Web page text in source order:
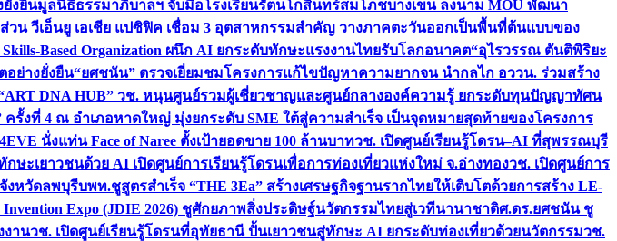
งยืนมูลนิธิธรรมาภิบาลฯ จับมือโรงเรียนรัตนโกสินทร์สมโภชบางเขน ลงนาม MOU พัฒนา
น วีเอ็นยู เอเชีย แปซิฟิค เชื่อม 3 อุตสาหกรรมสำคัญ วางภาคตะวันออกเป็นพื้นที่ต้นแบบของ
Based Organization ผนึก AI ยกระดับทักษะแรงงานไทยรับโลกอนาคต“อุไรวรรณ ตันติพิริยะ
อย่างยั่งยืน“ยศชนัน” ตรวจเยี่ยมชมโครงการแก้ไขปัญหาความยากจน นำกลไก อววน. ร่วมสร้าง
DNA HUB” วช. หนุนศูนย์รวมผู้เชี่ยวชาญและศูนย์กลางองค์ความรู้ ยกระดับทุนปัญญาทัศน
ครั้งที่ 4 ณ อำเภอหาดใหญ่ มุ่งยกระดับ SME ใต้สู่ความสำเร็จ เป็นจุดหมายสุดท้ายของโครงการ
นั่งแท่น Face of Naree ตั้งเป้ายอดขาย 100 ล้านบาทวช. เปิดศูนย์เรียนรู้โดรน–AI ที่สุพรรณบุรี
กษะเยาวชนด้วย AI เปิดศูนย์การเรียนรู้โดรนเพื่อการท่องเที่ยวแห่งใหม่ จ.อ่างทองวช. เปิดศูนย์การ
งหวัดลพบุรีบพท.ชูสูตรสำเร็จ “THE 3Ea” สร้างเศรษฐกิจฐานรากไทยให้เติบโตด้วยการสร้าง LE-
Expo (JDIE 2026) ชูศักยภาพสิ่งประดิษฐ์นวัตกรรมไทยสู่เวทีนานาชาติศ.ดร.ยศชนัน ชู
งานวช. เปิดศูนย์เรียนรู้โดรนที่อุทัยธานี ปั้นเยาวชนสู่ทักษะ AI ยกระดับท่องเที่ยวด้วยนวัตกรรมวช.